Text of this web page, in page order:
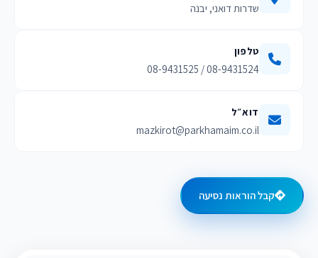
שדרות דואני, יבנה
טלפון
08-9431524 / 08-9431525
דוא״ל
mazkirot@parkhamaim.co.il
קבל הוראות נסיעה